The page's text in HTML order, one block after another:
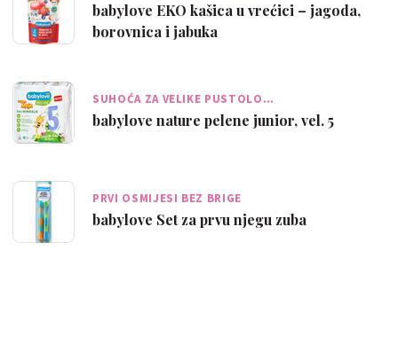
babylove EKO kašica u vrećici – jagoda,
borovnica i jabuka
SUHOĆA ZA VELIKE PUSTOLO…
babylove nature pelene junior, vel. 5
PRVI OSMIJESI BEZ BRIGE
babylove Set za prvu njegu zuba